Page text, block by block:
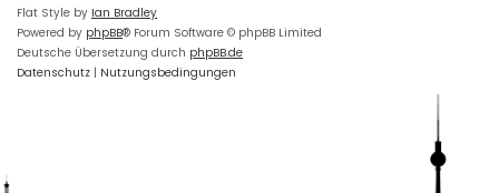
Flat Style by Ian Bradley
Powered by phpBB® Forum Software © phpBB Limited
Deutsche Übersetzung durch phpBB.de
Datenschutz | Nutzungsbedingungen